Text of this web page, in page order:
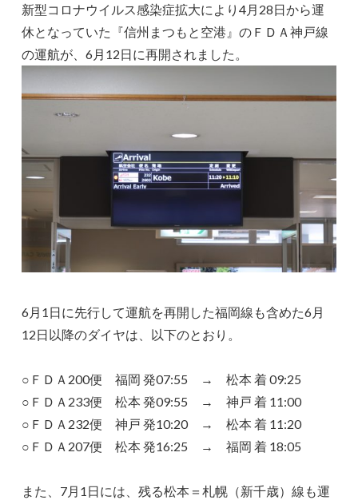
新型コロナウイルス感染症拡大により4月28日から運
休となっていた『信州まつもと空港』のＦＤＡ神戸線
の運航が、6月12日に再開されました。
6月1日に先行して運航を再開した福岡線も含めた6月
12日以降のダイヤは、以下のとおり。
○ＦＤＡ200便 福岡 発07:55 → 松本 着 09:25
○ＦＤＡ233便 松本 発09:55 → 神戸 着 11:00
○ＦＤＡ232便 神戸 発10:20 → 松本 着 11:20
○ＦＤＡ207便 松本 発16:25 → 福岡 着 18:05
また、7月1日には、残る松本＝札幌（新千歳）線も運